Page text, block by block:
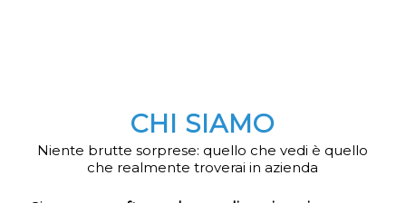
CHI SIAMO
Niente brutte sorprese: quello che vedi è quello
che realmente troverai in azienda